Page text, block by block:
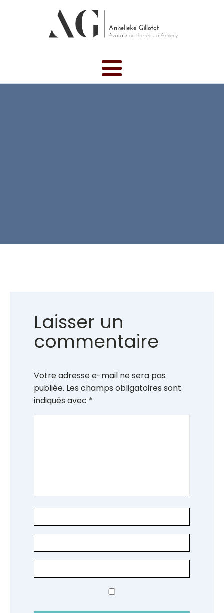
Laisser un
commentaire
Votre adresse e-mail ne sera pas
publiée. Les champs obligatoires sont
indiqués avec *